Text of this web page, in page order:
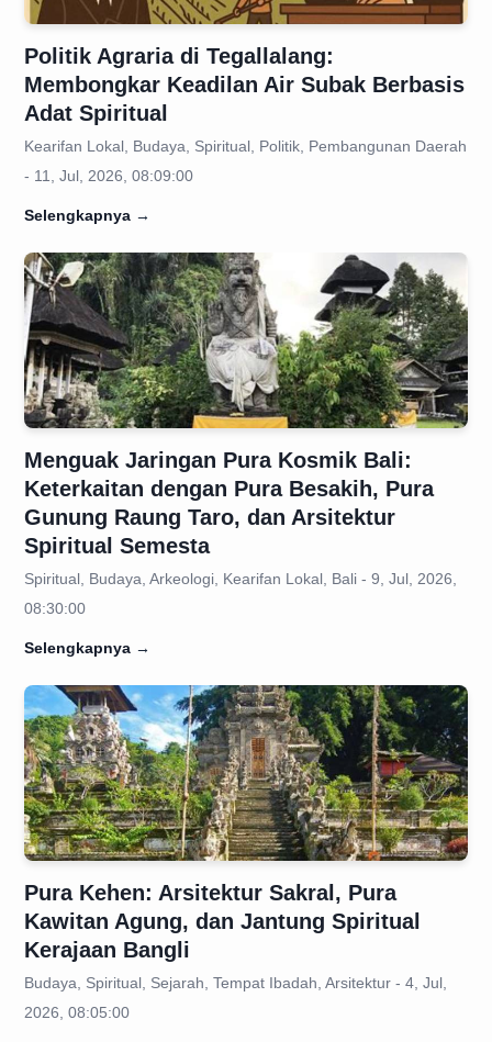
Politik Agraria di Tegallalang:
Membongkar Keadilan Air Subak Berbasis
Adat Spiritual
Kearifan Lokal, Budaya, Spiritual, Politik, Pembangunan Daerah
- 11, Jul, 2026, 08:09:00
Selengkapnya →
Menguak Jaringan Pura Kosmik Bali:
Keterkaitan dengan Pura Besakih, Pura
Gunung Raung Taro, dan Arsitektur
Spiritual Semesta
Spiritual, Budaya, Arkeologi, Kearifan Lokal, Bali - 9, Jul, 2026,
08:30:00
Selengkapnya →
Pura Kehen: Arsitektur Sakral, Pura
Kawitan Agung, dan Jantung Spiritual
Kerajaan Bangli
Budaya, Spiritual, Sejarah, Tempat Ibadah, Arsitektur - 4, Jul,
2026, 08:05:00